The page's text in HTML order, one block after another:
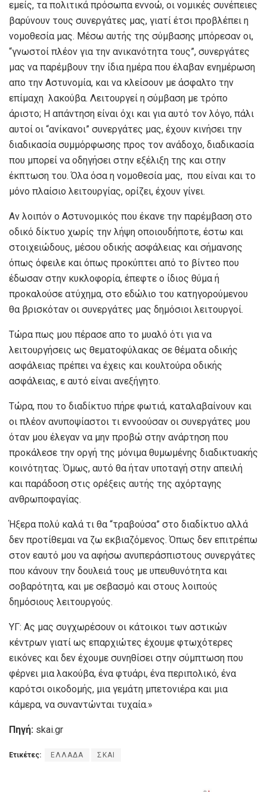
εμείς, τα πολιτικά πρόσωπα εννοώ, οι νομικές συνέπειες
βαρύνουν τους συνεργάτες μας, γιατί έτσι προβλέπει η
νομοθεσία μας. Μέσω αυτής της σύμβασης μπόρεσαν οι,
“γνωστοί πλέον για την ανικανότητα τους”, συνεργάτες
μας να παρέμβουν την ίδια ημέρα που έλαβαν ενημέρωση
απο την Αστυνομία, και να κλείσουν με άσφαλτο την
επίμαχη λακούβα. Λειτουργεί η σύμβαση με τρόπο
άριστο; Η απάντηση είναι όχι και για αυτό τον λόγο, πάλι
αυτοί οι “ανίκανοι” συνεργάτες μας, έχουν κινήσει την
διαδικασία συμμόρφωσης προς τον ανάδοχο, διαδικασία
που μπορεί να οδηγήσει στην εξέλιξη της και στην
έκπτωση του. Όλα όσα η νομοθεσία μας, που είναι και το
μόνο πλαίσιο λειτουργίας, ορίζει, έχουν γίνει.
Αν λοιπόν ο Αστυνομικός που έκανε την παρέμβαση στο
οδικό δίκτυο χωρίς την λήψη οποιουδήποτε, έστω και
στοιχειώδους, μέσου οδικής ασφάλειας και σήμανσης
όπως όφειλε και όπως προκύπτει από το βίντεο που
έδωσαν στην κυκλοφορία, έπεφτε ο ίδιος θύμα ή
προκαλούσε ατύχημα, στο εδώλιο του κατηγορούμενου
θα βρισκόταν οι συνεργάτες μας δημόσιοι λειτουργοί.
Τώρα πως μου πέρασε απο το μυαλό ότι για να
λειτουργήσεις ως θεματοφύλακας σε θέματα οδικής
ασφάλειας πρέπει να έχεις και κουλτούρα οδικής
ασφάλειας, ε αυτό είναι ανεξήγητο.
Τώρα, που το διαδίκτυο πήρε φωτιά, καταλαβαίνουν και
οι πλέον ανυποψίαστοι τι εννοούσαν οι συνεργάτες μου
όταν μου έλεγαν να μην προβώ στην ανάρτηση που
προκάλεσε την οργή της μόνιμα θυμωμένης διαδικτυακής
κοινότητας. Όμως, αυτό θα ήταν υποταγή στην απειλή
και παράδοση στις ορέξεις αυτής της αχόρταγης
ανθρωποφαγίας.
Ήξερα πολύ καλά τι θα “τραβούσα” στο διαδίκτυο αλλά
δεν προτίθεμαι να ζω εκβιαζόμενος. Όπως δεν επιτρέπω
στον εαυτό μου να αφήσω ανυπεράσπιστους συνεργάτες
που κάνουν την δουλειά τους με υπευθυνότητα και
σοβαρότητα, και με σεβασμό και στους λοιπούς
δημόσιους λειτουργούς.
ΥΓ: Ας μας συγχωρέσουν οι κάτοικοι των αστικών
κέντρων γιατί ως επαρχιώτες έχουμε φτωχότερες
εικόνες και δεν έχουμε συνηθίσει στην σύμπτωση που
φέρνει μια λακούβα, ένα φτυάρι, ένα περιπολικό, ένα
καρότσι οικοδομής, μια γεμάτη μπετονιέρα και μια
κάμερα, να συναντώνται τυχαία.»
Πηγή: skai.gr
Ετικέτες: ΕΛΛΑΔΑ ΣΚΑΙ